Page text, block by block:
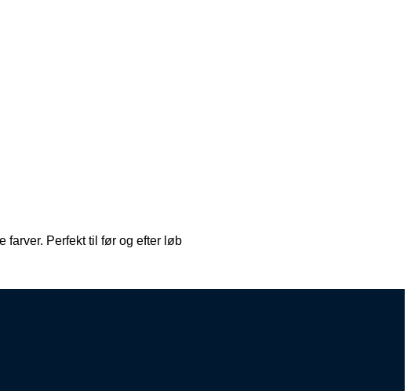
farver. Perfekt til før og efter løb